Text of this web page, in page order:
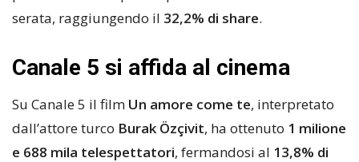
serata, raggiungendo il 32,2% di share.
Canale 5 si affida al cinema
Su Canale 5 il film Un amore come te, interpretato
dall’attore turco Burak Özçivit, ha ottenuto 1 milione
e 688 mila telespettatori, fermandosi al 13,8% di